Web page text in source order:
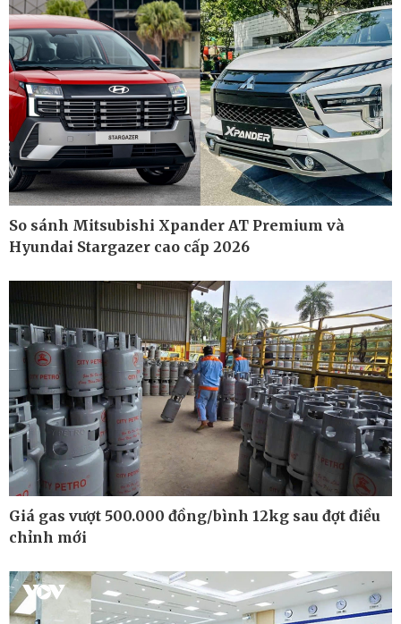
Pháp luật
Vụ án
Tin nóng
Tư vấn luật
Thể thao
Pickleball
Bóng đá quốc tế
Bóng đá Việt Nam
Thế giới thể thao
Lịch thi đấu bóng đá
eSports
Hậu trường
So sánh Mitsubishi Xpander AT Premium và
Hyundai Stargazer cao cấp 2026
Giá gas vượt 500.000 đồng/bình 12kg sau đợt điều
chỉnh mới